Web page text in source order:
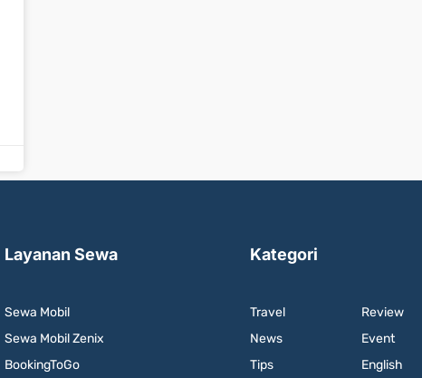
Layanan Sewa
Sewa Mobil
Sewa Mobil Zenix
BookingToGo
Kategori
Travel
News
Tips
Review
Event
English